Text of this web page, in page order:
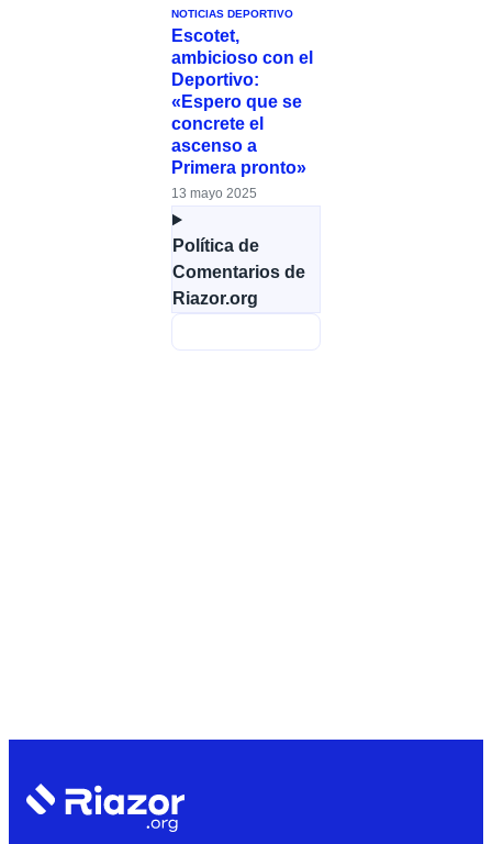
NOTICIAS DEPORTIVO
Escotet,
ambicioso con el
Deportivo:
«Espero que se
concrete el
ascenso a
Primera pronto»
13 mayo 2025
Política de
Comentarios de
Riazor.org